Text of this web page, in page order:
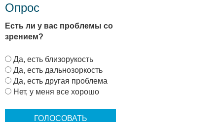
Опрос
Есть ли у вас проблемы со
зрением?
В
а
р
и
Да, есть близорукость
Да, есть дальнозоркость
Да, есть другая проблема
Нет, у меня все хорошо